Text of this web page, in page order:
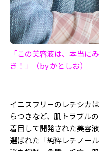
「この美容液は、本当に
き！」（by かとしお）
イニスフリーのレチシカ
らつきなど、肌トラブル
着目して開発された美容
選ばれた「純粋レチノー